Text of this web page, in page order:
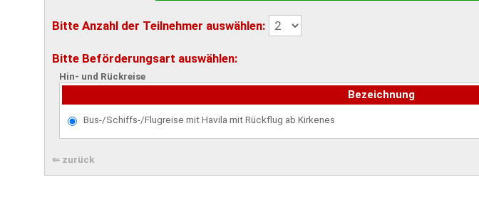
Bitte Anzahl der Teilnehmer auswählen:
Bitte Beförderungsart auswählen:
Hin- und Rückreise
Bezeichnung
Bus-/Schiffs-/Flugreise mit Havila mit Rückflug ab Kirkenes
⇐ zurück